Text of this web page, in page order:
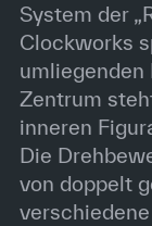
System der
Clockworks
umliegenden
Zentrum
inneren
Die
von doppelt